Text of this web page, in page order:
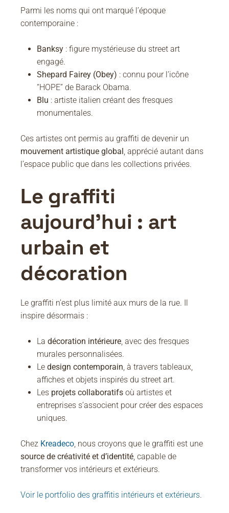
Parmi les noms qui ont marqué l’époque
contemporaine :
Banksy : figure mystérieuse du street art
engagé.
Shepard Fairey (Obey) : connu pour l’icône
“HOPE” de Barack Obama.
Blu : artiste italien créant des fresques
monumentales.
Ces artistes ont permis au graffiti de devenir un
mouvement artistique global, apprécié autant dans
l’espace public que dans les collections privées.
Le graffiti
aujourd’hui : art
urbain et
décoration
Le graffiti n’est plus limité aux murs de la rue. Il
inspire désormais :
La décoration intérieure, avec des fresques
murales personnalisées.
Le design contemporain, à travers tableaux,
affiches et objets inspirés du street art.
Les projets collaboratifs où artistes et
entreprises s’associent pour créer des espaces
uniques.
Chez Kreadeco, nous croyons que le graffiti est une
source de créativité et d’identité, capable de
transformer vos intérieurs et extérieurs.
Voir le portfolio des graffitis intérieurs et extérieurs.